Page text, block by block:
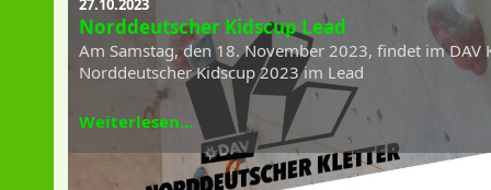
27.10.2023
Norddeutscher Kidscup Lead
Am Samstag, den 18. November 2023, findet im
Norddeutscher Kidscup 2023 im Lead
Weiterlesen...